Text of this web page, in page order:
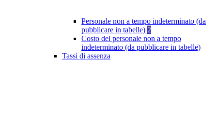
Personale non a tempo indeterminato (da
pubblicare in tabelle) 2
Costo del personale non a tempo
indeterminato (da pubblicare in tabelle)
Tassi di assenza